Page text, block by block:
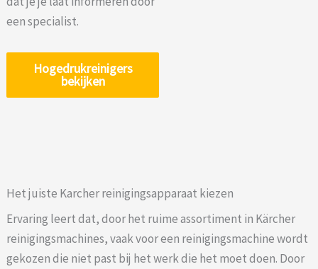
een specialist.
Hogedrukreinigers
bekijken
Het juiste Karcher reinigingsapparaat kiezen
Ervaring leert dat, door het ruime assortiment in Kärcher
reinigingsmachines, vaak voor een reinigingsmachine wordt
gekozen die niet past bij het werk die het moet doen. Door